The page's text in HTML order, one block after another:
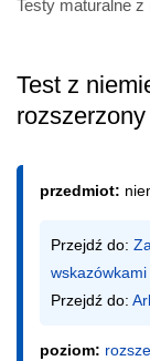
Testy maturalne z
Test z
rozszerzony
przedmiot:
Przejdź do:
wskazówkami
Przejdź do:
poziom: